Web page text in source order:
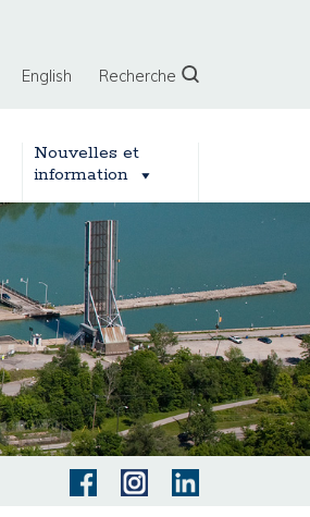
English Recherche
Nouvelles et
information